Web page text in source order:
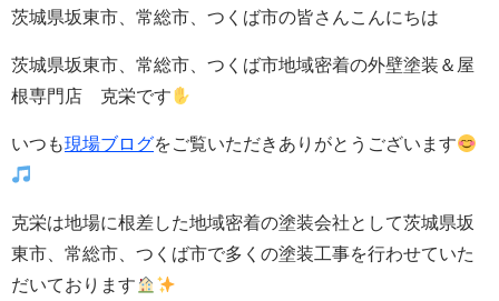
茨城県坂東市、常総市、つくば市の皆さんこんにちは
茨城県坂東市、常総市、つくば市地域密着の外壁塗装＆屋
根専門店 克栄です
いつも現場ブログをご覧いただきありがとうございます
克栄は地場に根差した地域密着の塗装会社として茨城県坂
東市、常総市、つくば市で多くの塗装工事を行わせていた
だいております